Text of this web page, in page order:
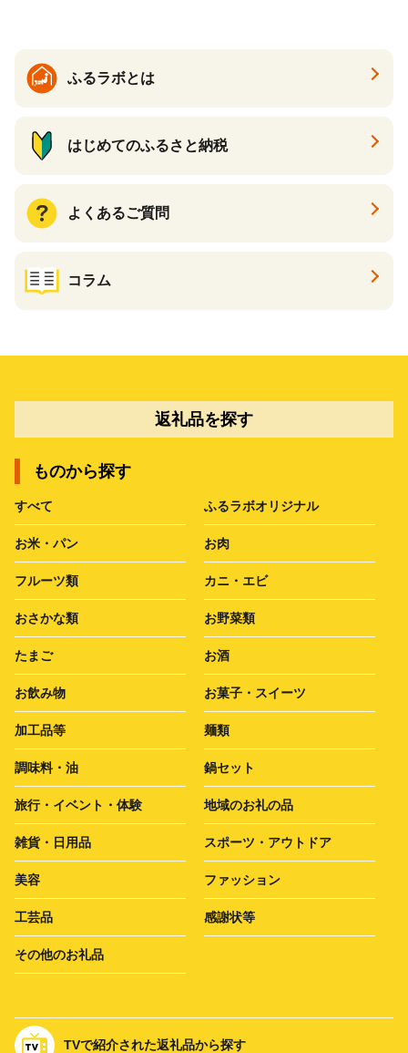
ふるラボとは
はじめてのふるさと納税
よくあるご質問
コラム
返礼品を探す
ものから探す
すべて ふるラボオリジナル
お米・パン お肉
フルーツ類 カニ・エビ
おさかな類 お野菜類
たまご お酒
お飲み物 お菓子・スイーツ
加工品等 麺類
調味料・油 鍋セット
旅行・イベント・体験 地域のお礼の品
雑貨・日用品 スポーツ・アウトドア
美容 ファッション
工芸品 感謝状等
その他のお礼品
TVで紹介された返礼品から探す